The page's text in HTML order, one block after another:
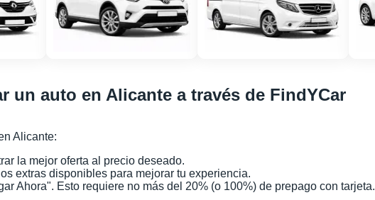
un auto en Alicante a través de FindYCar
Alicante:
la mejor oferta al precio deseado.
extras disponibles para mejorar tu experiencia.
Ahora". Esto requiere no más del 20% (o 100%) de prepago con tarjeta.